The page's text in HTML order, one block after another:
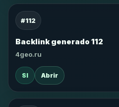
#112
Backlink generado 112
4geo.ru
SI Abrir